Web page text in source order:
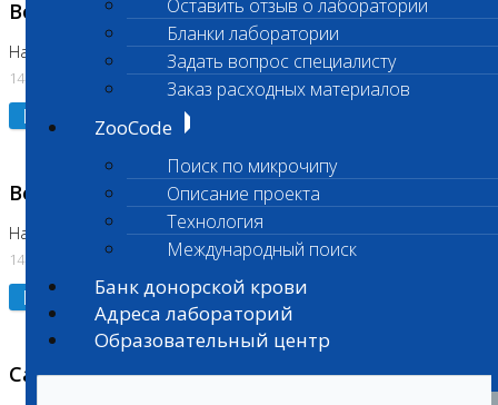
Оставить отзыв о лаборатории
Бланки лаборатории
Задать вопрос специалисту
Заказ расходных материалов
ZooCode
Поиск по микрочипу
Описание проекта
Технология
Международный поиск
Банк донорской крови
Адреса лабораторий
Образовательный центр
Возобновлено выполнение исследования
На Нагорной (Код 961, 962)
14.07.2026
Подробнее
Возобновлено выполнение исследования
На Нагорной (Код 157)
14.07.2026
Подробнее
Санитарный день